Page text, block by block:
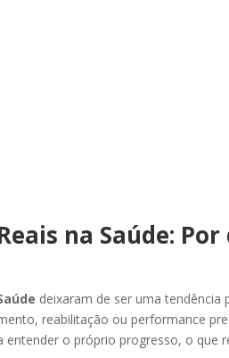
na Saúde:
deixaram de ser uma
reabilitação ou performance
entender o próprio progresso, o que